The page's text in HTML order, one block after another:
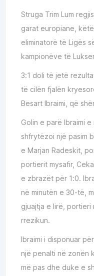
Struga Trim Lum
garat europiane,
eliminatorë të Ligës
kampionëve të
3:1 doli të jetë
të cilën fjalën
Besart Ibraimi, që
Golin e parë Ibraimi
shfrytëzoi një pasim
e Marjan Radeskit,
portierit mysafir,
e zbrazët për 1:0.
në minutën e 30-të,
gjuajtja e lirë,
rrezikun.
Ibraimi i disponuar
një penalti në zonën
më pas dhe duke e